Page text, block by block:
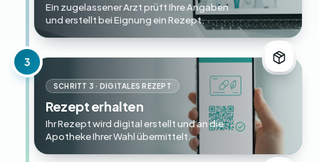
Ein zugelassener Arzt prüft Ihre Angaben
und erstellt bei Eignung ein Rezept.
3
SCHRITT 3 · DIGITALES REZEPT
Rezept erhalten
Ihr Rezept wird digital erstellt und an die
Apotheke Ihrer Wahl übermittelt.